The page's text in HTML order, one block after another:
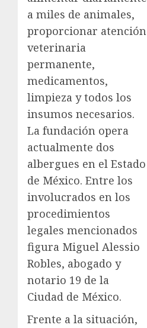
a miles de animales,
proporcionar atención
veterinaria
permanente,
medicamentos,
limpieza y todos los
insumos necesarios.
La fundación opera
actualmente dos
albergues en el Estado
de México. Entre los
involucrados en los
procedimientos
legales mencionados
figura Miguel Alessio
Robles, abogado y
notario 19 de la
Ciudad de México.
Frente a la situación,